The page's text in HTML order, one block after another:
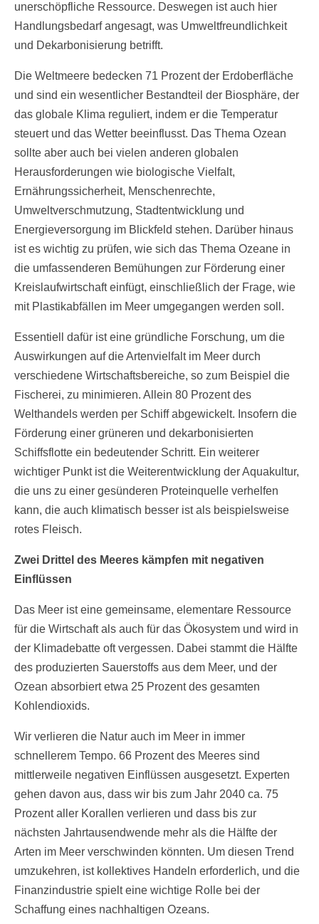
unerschöpfliche Ressource. Deswegen ist auch hier
Handlungsbedarf angesagt, was Umweltfreundlichkeit
und Dekarbonisierung betrifft.
Die Weltmeere bedecken 71 Prozent der Erdoberfläche
und sind ein wesentlicher Bestandteil der Biosphäre, der
das globale Klima reguliert, indem er die Temperatur
steuert und das Wetter beeinflusst. Das Thema Ozean
sollte aber auch bei vielen anderen globalen
Herausforderungen wie biologische Vielfalt,
Ernährungssicherheit, Menschenrechte,
Umweltverschmutzung, Stadtentwicklung und
Energieversorgung im Blickfeld stehen. Darüber hinaus
ist es wichtig zu prüfen, wie sich das Thema Ozeane in
die umfassenderen Bemühungen zur Förderung einer
Kreislaufwirtschaft einfügt, einschließlich der Frage, wie
mit Plastikabfällen im Meer umgegangen werden soll.
Essentiell dafür ist eine gründliche Forschung, um die
Auswirkungen auf die Artenvielfalt im Meer durch
verschiedene Wirtschaftsbereiche, so zum Beispiel die
Fischerei, zu minimieren. Allein 80 Prozent des
Welthandels werden per Schiff abgewickelt. Insofern die
Förderung einer grüneren und dekarbonisierten
Schiffsflotte ein bedeutender Schritt. Ein weiterer
wichtiger Punkt ist die Weiterentwicklung der Aquakultur,
die uns zu einer gesünderen Proteinquelle verhelfen
kann, die auch klimatisch besser ist als beispielsweise
rotes Fleisch.
Zwei Drittel des Meeres kämpfen mit negativen
Einflüssen
Das Meer ist eine gemeinsame, elementare Ressource
für die Wirtschaft als auch für das Ökosystem und wird in
der Klimadebatte oft vergessen. Dabei stammt die Hälfte
des produzierten Sauerstoffs aus dem Meer, und der
Ozean absorbiert etwa 25 Prozent des gesamten
Kohlendioxids.
Wir verlieren die Natur auch im Meer in immer
schnellerem Tempo. 66 Prozent des Meeres sind
mittlerweile negativen Einflüssen ausgesetzt. Experten
gehen davon aus, dass wir bis zum Jahr 2040 ca. 75
Prozent aller Korallen verlieren und dass bis zur
nächsten Jahrtausendwende mehr als die Hälfte der
Arten im Meer verschwinden könnten. Um diesen Trend
umzukehren, ist kollektives Handeln erforderlich, und die
Finanzindustrie spielt eine wichtige Rolle bei der
Schaffung eines nachhaltigen Ozeans.